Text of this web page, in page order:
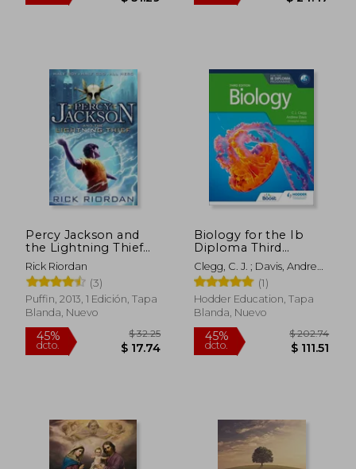
40%
dcto.
$ 32.59 40%
dcto.
Percy Jackson and
the Lightning Thief
(en Inglés)
Rick Riordan
(3)
Puffin, 2013, 1 Edición, Tapa
Blanda, Nuevo
Biology for the Ib
Diploma Third
Edition: Hodder
Education Group (en
Inglés)
Clegg, C. J. ; Davis, Andrew
; Talbot, Christopher
(1)
Hodder Education, Tapa
Blanda, Nuevo